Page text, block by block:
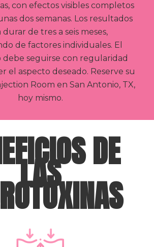
con efectos visibles completos
dos semanas. Los resultados
de tres a seis meses,
de factores individuales. El
seguirse con regularidad
el aspecto deseado. Reserve su
Room en San Antonio, TX,
hoy mismo.
DE
LAS